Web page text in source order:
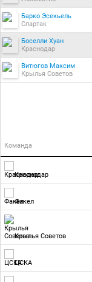
Барко Эсекьель
Спартак
Боселли Хуан
Краснодар
Витюгов Максим
Крылья Советов
Команда
Краснодар
Факел
Крылья Советов
ЦСКА